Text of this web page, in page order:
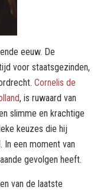
eeuw. De
voor staatsgezinden,
Cornelis de
, is ruwaard van
slimme en krachtige
keuzes die hij
In een moment van
gevolgen heeft.
van de laatste